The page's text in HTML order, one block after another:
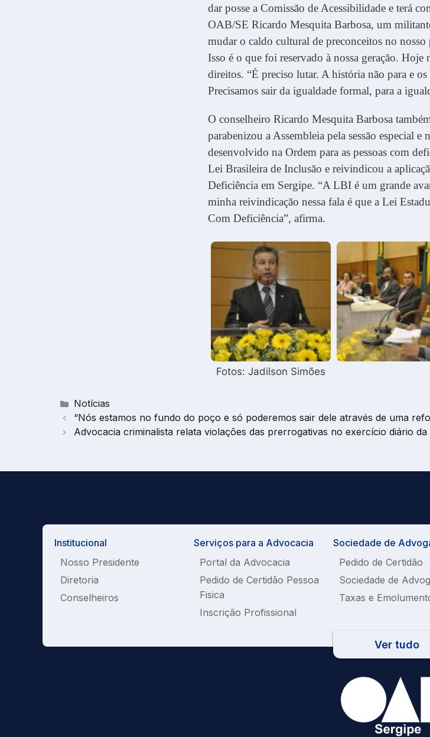
dar posse a Comissão de Acessibilidade e terá
OAB/SE Ricardo Mesquita Barbosa, um
mudar o caldo cultural de preconceitos no
Isso é o que foi reservado à nossa geração. Hoje
direitos. “É preciso lutar. A história não para e
Precisamos sair da igualdade formal, para a
O conselheiro Ricardo Mesquita Barbosa
parabenizou a Assembleia pela sessão especial e
desenvolvido na Ordem para as pessoas com
Lei Brasileira de Inclusão e reivindicou a
Deficiência em Sergipe. “A LBI é um grande
minha reivindicação nessa fala é que a Lei
Com Deficiência”, afirma.
Fotos: Jadilson Simões
Categorias
Notícias
“Nós estamos no fundo do poço e só poderemos sair dele através de uma
Advocacia criminalista relata violações das prerrogativas no exercício diário
Institucional
Nosso Presidente
Diretoria
Conselheiros
Serviços para a Advocacia
Portal da Advocacia
Pedido de Certidão Pessoa
Fisica
Inscrição Profissional
Sociedade de
Pedido de Certidão
Sociedade de
Taxas e
Ver tudo